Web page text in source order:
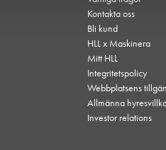
Kontakta oss
Bli kund
HLL x Maskinera
Mitt HLL
Integritetspolicy
Webbplatsens
Allmänna
Investor relations